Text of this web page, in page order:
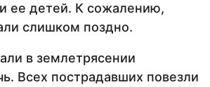
ее детей. К сожалению,
слишком поздно.
в землетрясении
Всех пострадавших повезли